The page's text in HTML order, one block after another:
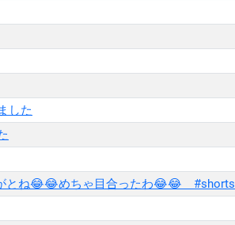
した
とね😂😂めちゃ目合ったわ😂😂 #shorts